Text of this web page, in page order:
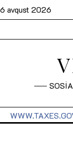
6 avqust 2026